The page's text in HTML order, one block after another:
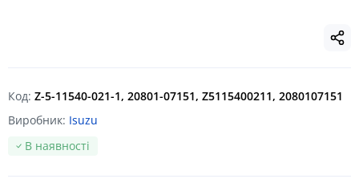
Код: Z-5-11540-021-1, 20801-07151, Z5115400211, 2080107151
Виробник: Isuzu
В наявності